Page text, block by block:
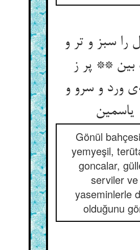
را سبز و تر و
بین ** پر ز
ورد و سرو و
یاسمین‌‌
Gönül
yemyeşil,
goncalar,
serviler ve
yaseminlerle
olduğunu